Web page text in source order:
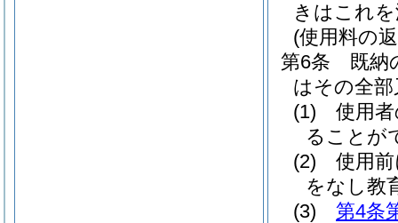
きはこれ
(使用料の
第6条
既納
はその全
(1)
使用
ることが
(2)
使用
をなし教
(3)
第4条